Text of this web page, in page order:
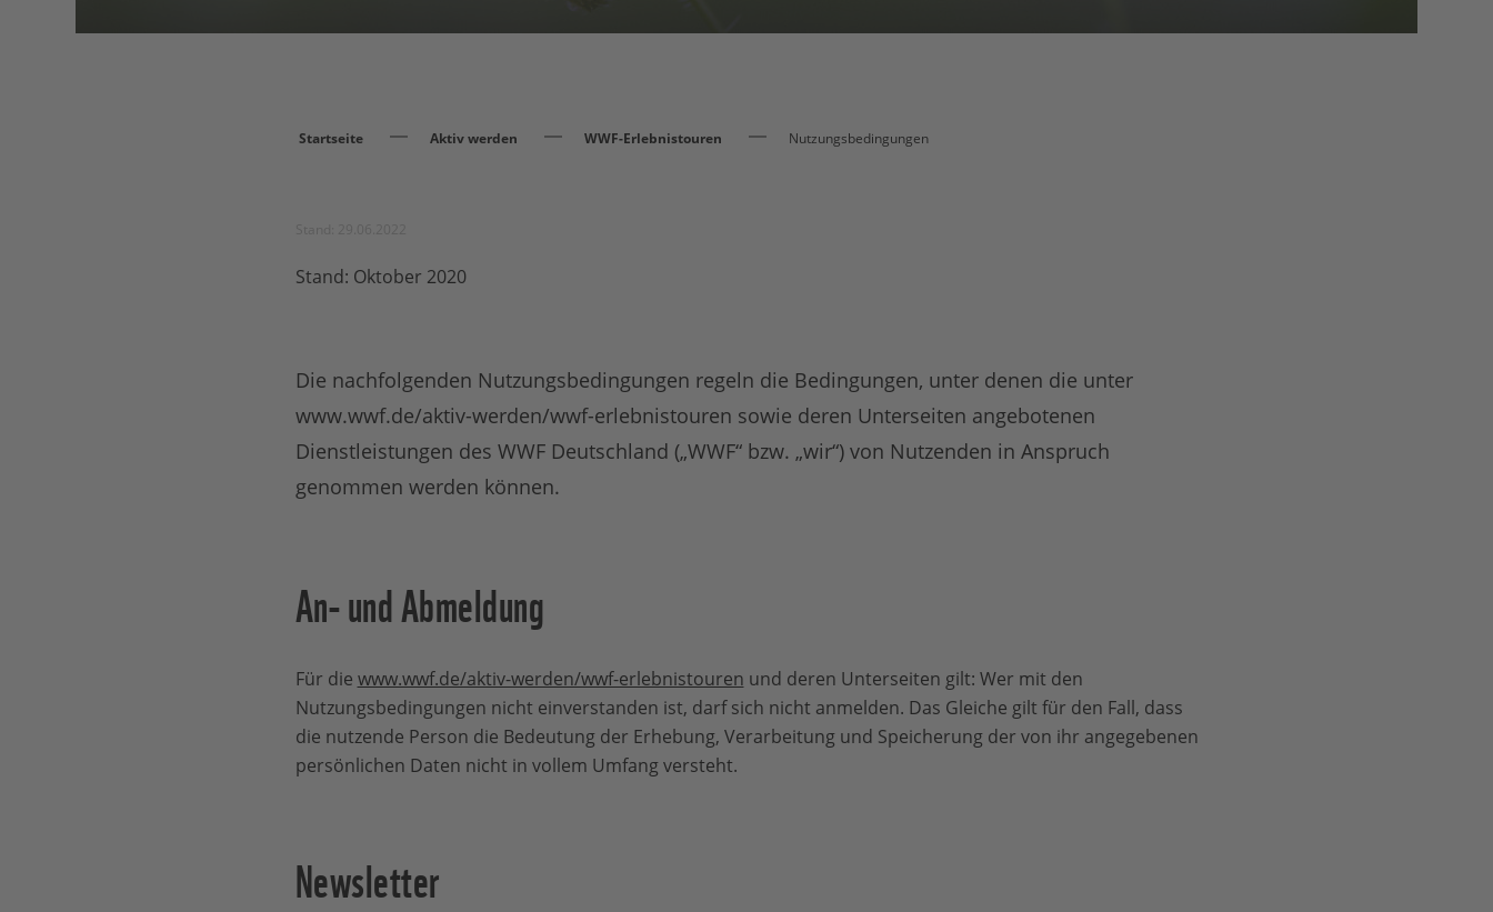
Startseite Aktiv werden WWF-Erlebnistouren Nutzungsbedingungen
Stand: Oktober 2020
Die nachfolgenden Nutzungsbedingungen regeln die Bedingungen, unter denen die unter
www.wwf.de/aktiv-werden/wwf-erlebnistouren sowie deren Unterseiten angebotenen
Dienstleistungen des WWF Deutschland („WWF“ bzw. „wir“) von Nutzenden in Anspruch
genommen werden können.
An- und Abmeldung
Für die www.wwf.de/aktiv-werden/wwf-erlebnistouren und deren Unterseiten gilt: Wer mit den
Nutzungsbedingungen nicht einverstanden ist, darf sich nicht anmelden. Das Gleiche gilt für den Fall, dass
die nutzende Person die Bedeutung der Erhebung, Verarbeitung und Speicherung der von ihr angegebenen
persönlichen Daten nicht in vollem Umfang versteht.
Newsletter